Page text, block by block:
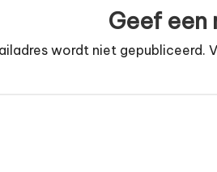
Geef
wordt niet gepubliceerd.